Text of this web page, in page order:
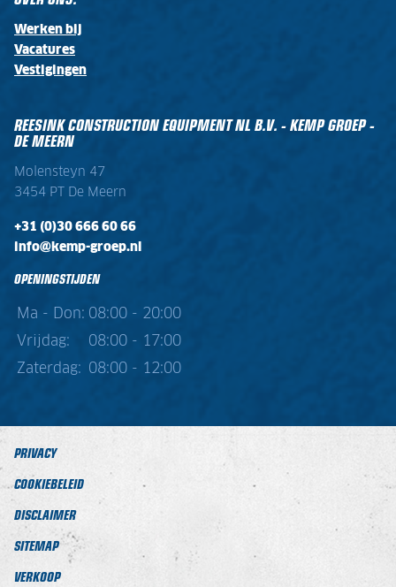
Werken bij
Vacatures
Vestigingen
REESINK CONSTRUCTION EQUIPMENT NL B.V. - KEMP GROEP -
DE MEERN
Molensteyn 47
3454 PT De Meern
+31 (0)30 666 60 66
info@kemp-groep.nl
OPENINGSTIJDEN
Ma - Don: 08:00 - 20:00
Vrijdag:
08:00 - 17:00
Zaterdag:
08:00 - 12:00
PRIVACY
COOKIEBELEID
DISCLAIMER
SITEMAP
VERKOOP